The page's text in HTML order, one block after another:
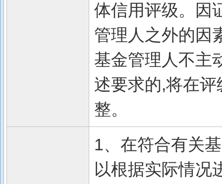
体信用评级。因
管理人之外的因
基金管理人不主
述要求的,将在
整。
1、在符合有关
以根据实际情况